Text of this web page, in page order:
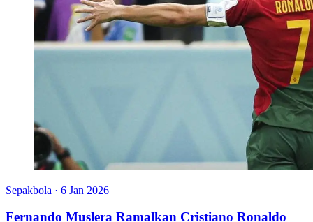
Sepakbola · 6 Jan 2026
Fernando Muslera Ramalkan Cristiano Ronaldo